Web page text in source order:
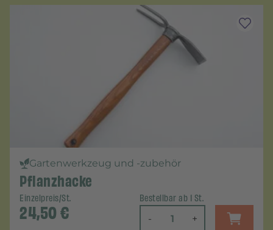
Gartenwerkzeug und -zubehör
Pflanzhacke
Einzelpreis/St.
24,50€
Bestellbar ab 1 St.
- +